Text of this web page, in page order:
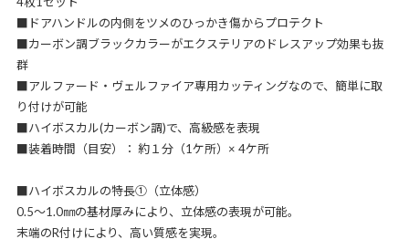
■ドアハンドルの内側をツメのひっかき傷からプロテクト
■カーボン調ブラックカラーがエクステリアのドレスアップ効果も抜
群
■アルファード・ヴェルファイア専用カッティングなので、簡単に取
り付けが可能
■ハイボスカル(カーボン調)で、高級感を表現
■装着時間（目安）： 約１分（1ケ所）× 4ケ所
■ハイボスカルの特長①（立体感）
0.5～1.0㎜の基材厚みにより、立体感の表現が可能。
末端のR付けにより、高い質感を実現。